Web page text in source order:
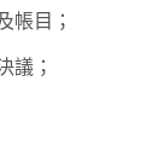
帳目；
議；